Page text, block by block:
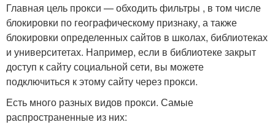
Главная цель прокси — обходить фильтры , в том числе
блокировки по географическому признаку, а также
блокировки определенных сайтов в школах, библиотеках
и университетах. Например, если в библиотеке закрыт
доступ к сайту социальной сети, вы можете
подключиться к этому сайту через прокси.
Есть много разных видов прокси. Самые
распространенные из них: